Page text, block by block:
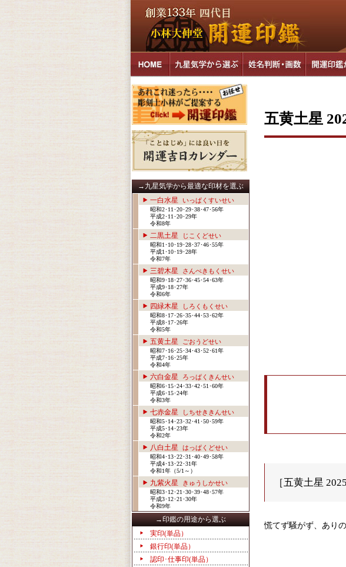
→九星気学から最適な印材を選ぶ
一白水星
いっぱくすいせい
昭和2･11･20･29･38･47･56年
平成2･11･20･29年
令和8年
二黒土星 じこくどせい
昭和1･10･19･28･37･46･55年
平成1･10･19･28年
令和7年
三碧木星 さんぺきもくせい
昭和9･18･27･36･45･54･63年
平成9･18･27年
令和6年
四緑木星 しろくもくせい
昭和8･17･26･35･44･53･62年
平成8･17･26年
令和5年
五黄土星 ごおうどせい
昭和7･16･25･34･43･52･61年
平成7･16･25年
令和4年
六白金星 ろっぱくきんせい
昭和6･15･24･33･42･51･60年
平成6･15･24年
令和3年
七赤金星 しちせききんせい
昭和5･14･23･32･41･50･59年
平成5･14･23年
令和2年
八白土星 はっぱくどせい
昭和4･13･22･31･40･49･58年
平成4･13･22･31年
令和1年（5/1～）
九紫火星 きゅうしかせい
昭和3･12･21･30･39･48･57年
平成3･12･21･30年
令和9年
→印鑑の用途から選ぶ
実印(単品）
銀行印(単品）
認印･仕事印(単品）
五黄土星
［五黄土星
慌てず騒がず、あり